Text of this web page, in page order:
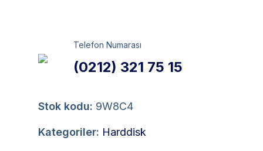
Telefon Numarası
(0212) 321 75 15
Stok kodu: 9W8C4
Kategoriler: Harddisk